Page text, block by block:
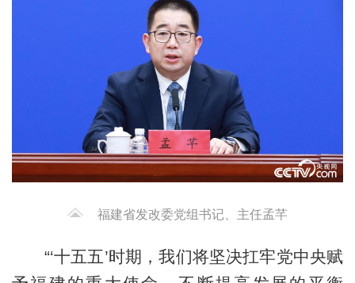
福建省发改委党组书记、主任孟芊
“‘十五五’时期，我们将坚决扛牢党中央赋